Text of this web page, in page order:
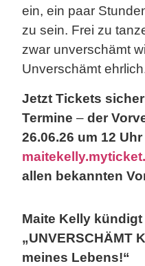
ein, ein paar
zu sein. Frei zu
zwar unverschämt
Unverschämt
Jetzt Tickets
Termine –der
26.06.26 um 12
allen bekannten
Maite Kelly kündigt
„UNVERSCHÄMT
meines Lebens!“